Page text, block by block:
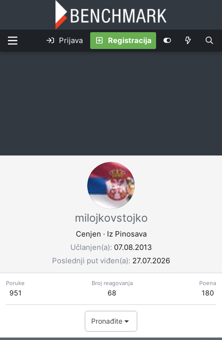
Prijava Registracija
milojkovstojko
Cenjen · Iz Pinosava
Učlanjen(a) 07.08.2013
Poslednji put viđen(a) 27.07.2026
Poruke
951
Broj reagovanja
68
Poena
180
Pronađite